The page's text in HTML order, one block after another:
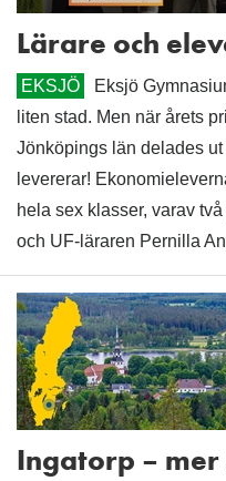
Lärare och
EKSJÖ
Eksjö
liten stad. Men när årets
Jönköpings län delades
levererar!
hela sex klasser, varav
och UF-läraren Pernilla
Ingatorp –